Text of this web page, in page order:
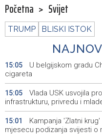
Početna > Svijet
TRUMP BLISKI ISTOK
15:05
U belgijskom gradu
cigareta
15:05
Vlada USK usvojila
infrastrukturu, privredu i
15:01
Kampanja 'Zlatni
mjesecu podizanja svijesti o